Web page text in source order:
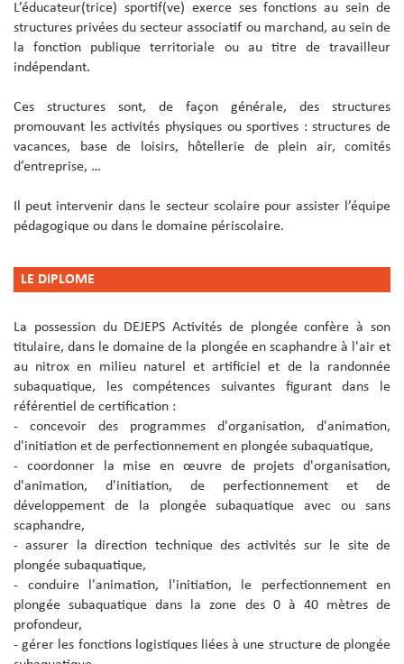
L’éducateur(trice) sportif(ve) exerce ses fonctions au sein de
structures privées du secteur associatif ou marchand, au sein de
la fonction publique territoriale ou au titre de travailleur
indépendant.
Ces structures sont, de façon générale, des structures
promouvant les activités physiques ou sportives : structures de
vacances, base de loisirs, hôtellerie de plein air, comités
d’entreprise, …
Il peut intervenir dans le secteur scolaire pour assister l’équipe
pédagogique ou dans le domaine périscolaire.
LE DIPLOME
La possession du DEJEPS Activités de plongée confère à son
titulaire, dans le domaine de la plongée en scaphandre à l'air et
au nitrox en milieu naturel et artificiel et de la randonnée
subaquatique, les compétences suivantes figurant dans le
référentiel de certification :
- concevoir des programmes d'organisation, d'animation,
d'initiation et de perfectionnement en plongée subaquatique,
- coordonner la mise en œuvre de projets d'organisation,
d'animation, d'initiation, de perfectionnement et de
développement de la plongée subaquatique avec ou sans
scaphandre,
- assurer la direction technique des activités sur le site de
plongée subaquatique,
- conduire l'animation, l'initiation, le perfectionnement en
plongée subaquatique dans la zone des 0 à 40 mètres de
profondeur,
- gérer les fonctions logistiques liées à une structure de plongée